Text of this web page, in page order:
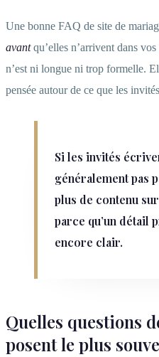
Une bonne FAQ de site de
avantqu’elles n’arrivent dans
n’est ni longue ni trop formelle.
pensée autour de ce que les
Si les invités
généralement pas
plus de contenu
parce qu’un détail
encore clair.
Quelles questions
posent le plus